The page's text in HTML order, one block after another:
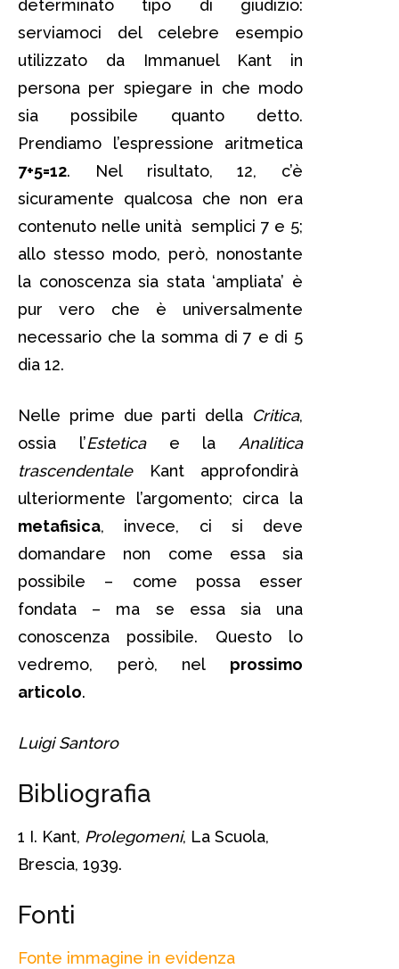
determinato tipo di giudizio:
serviamoci del celebre esempio
utilizzato da Immanuel Kant in
persona per spiegare in che modo
sia possibile quanto detto.
Prendiamo l’espressione aritmetica
7+5=12. Nel risultato, 12, c’è
sicuramente qualcosa che non era
contenuto nelle unità semplici 7 e 5;
allo stesso modo, però, nonostante
la conoscenza sia stata ‘ampliata’ è
pur vero che è universalmente
necessario che la somma di 7 e di 5
dia 12.
Nelle prime due parti della Critica,
ossia l’Esteticae la Analitica
trascendentaleKant approfondirà
ulteriormente l’argomento; circa la
metafisica, invece, ci si deve
domandare non come essa sia
possibile – come possa esser
fondata – ma se essa sia una
conoscenza possibile. Questo lo
vedremo, però, nel prossimo
articolo.
Luigi Santoro
Bibliografia
1 I. Kant, Prolegomeni, La Scuola,
Brescia, 1939.
Fonti
Fonte immagine in evidenza